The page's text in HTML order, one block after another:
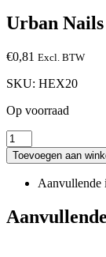
Urban
€0,81 Excl. BTW
SKU: HEX20
Op voorraad
Toevoegen aan
Aanvullende